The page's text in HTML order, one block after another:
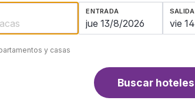
y casas
ENTRADA SALIDA
Buscar hoteles